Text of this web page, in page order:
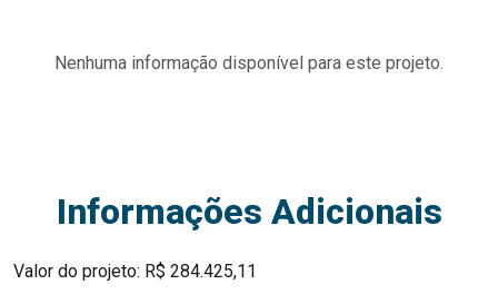
Nenhuma informação disponível para este projeto.
Informações Adicionais
Valor do projeto: R$ 284.425,11